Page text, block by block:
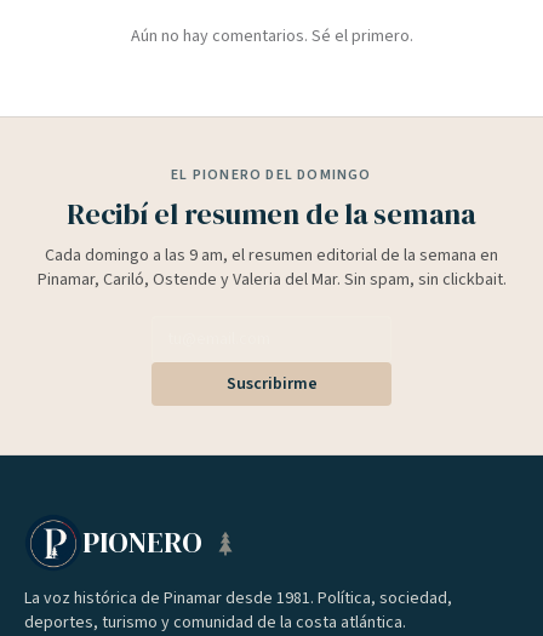
Aún no hay comentarios. Sé el primero.
EL PIONERO DEL DOMINGO
Recibí el resumen de la semana
Cada domingo a las 9 am, el resumen editorial de la semana en
Pinamar, Cariló, Ostende y Valeria del Mar. Sin spam, sin clickbait.
Suscribirme
PIONERO
La voz histórica de Pinamar desde 1981. Política, sociedad,
deportes, turismo y comunidad de la costa atlántica.